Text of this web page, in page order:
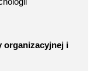
organizacyjnej i